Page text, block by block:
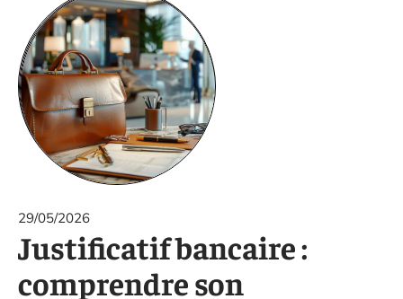
29/05/2026
Justificatif bancaire :
comprendre son